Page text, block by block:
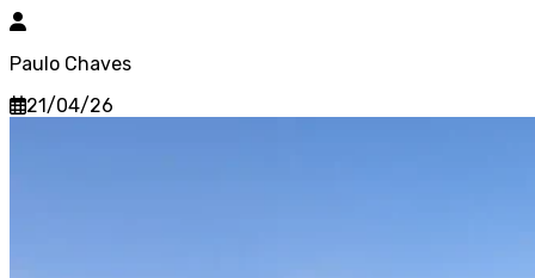
Paulo Chaves
21/04/26